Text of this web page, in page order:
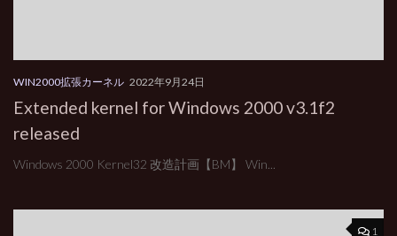
WIN2000拡張カーネル 2022年9月24日
Extended kernel for Windows 2000 v3.1f2
released
Windows 2000 Kernel32 改造計画【BM】 Win...
1